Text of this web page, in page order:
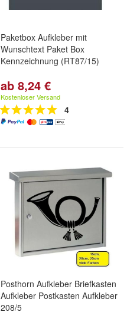
Paketbox Aufkleber mit
Wunschtext Paket Box
Kennzeichnung (RT87/15)
ab 8,24 €
Kostenloser Versand
4
Posthorn Aufkleber Briefkasten
Aufkleber Postkasten Aufkleber
208/5